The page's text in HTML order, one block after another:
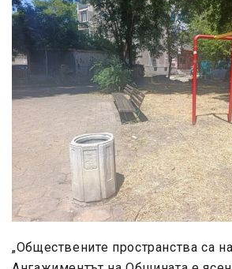
„Обществените пространства са